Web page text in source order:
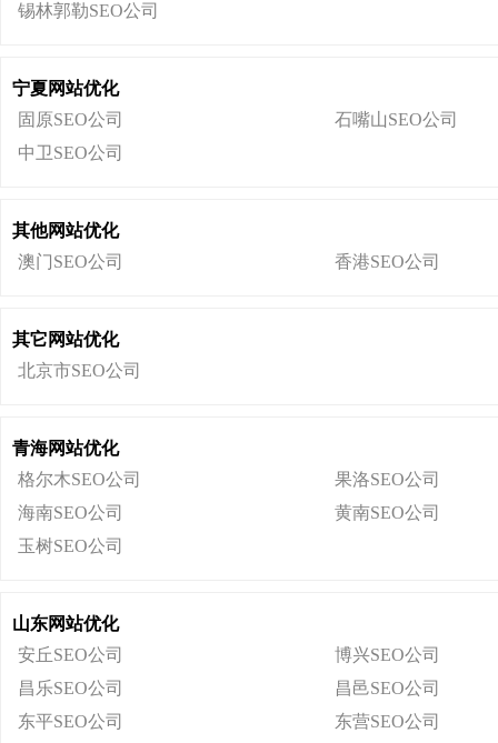
锡林郭勒SEO公司
宁夏网站优化
固原SEO公司
石嘴山SEO公司
中卫SEO公司
其他网站优化
澳门SEO公司
香港SEO公司
其它网站优化
北京市SEO公司
青海网站优化
格尔木SEO公司
果洛SEO公司
海南SEO公司
黄南SEO公司
玉树SEO公司
山东网站优化
安丘SEO公司
博兴SEO公司
昌乐SEO公司
昌邑SEO公司
东平SEO公司
东营SEO公司